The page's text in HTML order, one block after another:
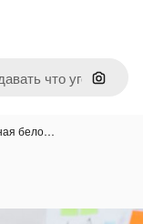
Поиск
бело…